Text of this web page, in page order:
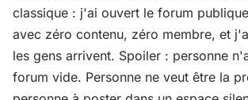
classique : j'ai ouvert le forum
avec zéro contenu, zéro membre, et
les gens arrivent. Spoiler : personne
forum vide. Personne ne veut être la